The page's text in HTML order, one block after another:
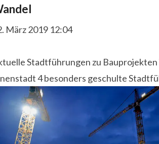
März 2019 12:04
Stadtführungen zu Bauprojekten
4 besonders geschulte